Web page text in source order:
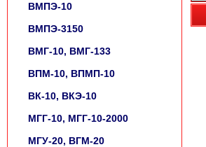
ВМПЭ-10
ВМПЭ-3150
ВМГ-10, ВМГ-133
ВПМ-10, ВПМП-10
ВК-10, ВКЭ-10
МГГ-10, МГГ-10-2000
МГУ-20, ВГМ-20